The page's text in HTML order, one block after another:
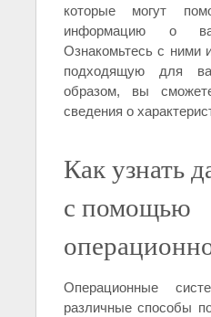
которые могут
информацию о
Ознакомьтесь с ними
подходящую для
образом, вы
сведения о
Как узнать
с помощью
Операционные
различные способы